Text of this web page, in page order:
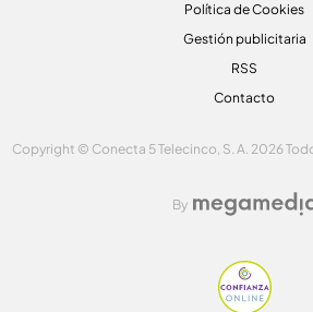
Política de Cookies
Gestión publicitaria
RSS
Contacto
Copyright © Conecta 5 Telecinco, S. A. 2026
By